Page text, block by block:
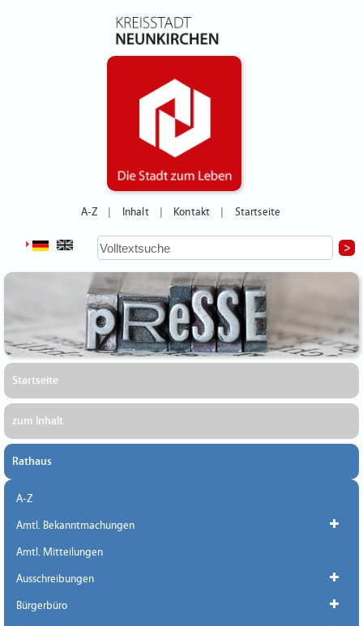
A-Z Inhalt Kontakt Startseite
Startseite
zum Inhalt
Rathaus
A-Z
Amtl. Bekanntmachungen
Amtl. Mitteilungen
Ausschreibungen
Bürgerbüro